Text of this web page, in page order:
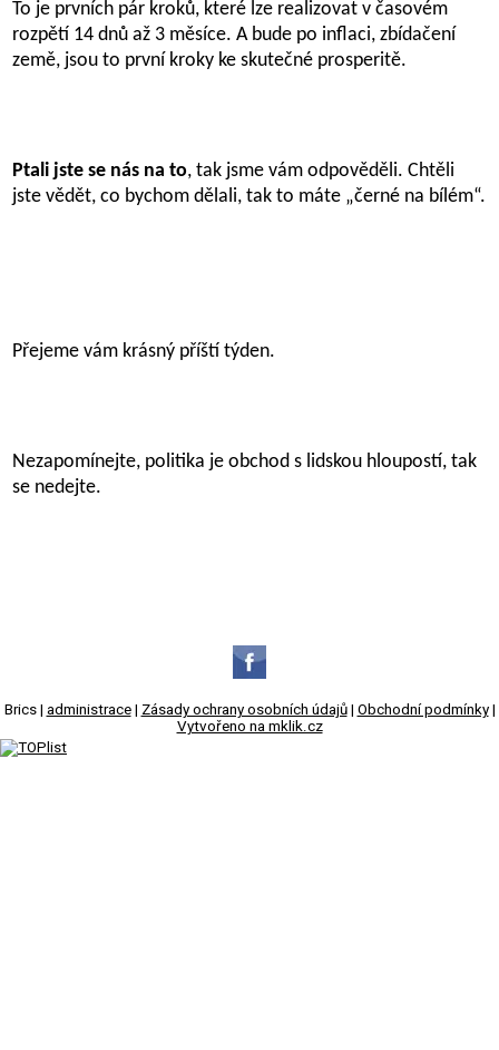
To je prvních pár kroků, které lze realizovat v časovém
rozpětí 14 dnů až 3 měsíce. A bude po inflaci, zbídačení
země, jsou to první kroky ke skutečné prosperitě.
Ptali jste se nás na to, tak jsme vám odpověděli. Chtěli
jste vědět, co bychom dělali, tak to máte „černé na bílém“.
Přejeme vám krásný příští týden.
Nezapomínejte, politika je obchod s lidskou hloupostí, tak
se nedejte.
Brics | administrace| Zásady ochrany osobních údajů| Obchodní podmínky|
Vytvořeno na mklik.cz